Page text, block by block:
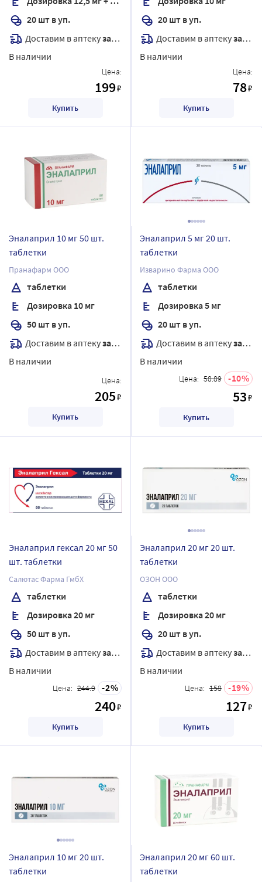
20 шт в уп.
Доставим в аптекузавтра
В наличии
Цена:
199₽
Купить
20 шт в уп.
Доставим в аптекузавтра
В наличии
Цена:
78₽
Купить
Эналаприл 10 мг 50 шт.
таблетки
Пранафарм ООО
таблетки
Дозировка 10 мг
50 шт в уп.
Доставим в аптекузавтра
В наличии
Цена:
205₽
Купить
Эналаприл 5 мг 20 шт.
таблетки
Изварино Фарма ООО
таблетки
Дозировка 5 мг
20 шт в уп.
Доставим в аптекузавтра
В наличии
Цена: 58.89 10
53₽
Купить
Эналаприл гексал 20 мг 50
шт. таблетки
Салютас Фарма ГмбХ
таблетки
Дозировка 20 мг
50 шт в уп.
Доставим в аптекузавтра
В наличии
Цена: 244.9 2
240₽
Купить
Эналаприл 20 мг 20 шт.
таблетки
ОЗОН ООО
таблетки
Дозировка 20 мг
20 шт в уп.
Доставим в аптекузавтра
В наличии
Цена: 158 19
127₽
Купить
Эналаприл 10 мг 20 шт.
таблетки
Эналаприл 20 мг 60 шт.
таблетки